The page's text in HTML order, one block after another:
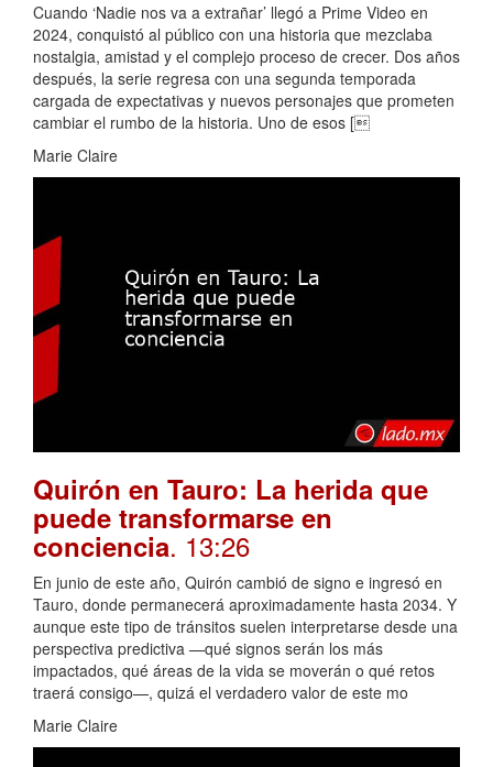
Cuando ‘Nadie nos va a extrañar’ llegó a Prime Video en
2024, conquistó al público con una historia que mezclaba
nostalgia, amistad y el complejo proceso de crecer. Dos años
después, la serie regresa con una segunda temporada
cargada de expectativas y nuevos personajes que prometen
cambiar el rumbo de la historia. Uno de esos [
Marie Claire
Quirón en Tauro: La herida que
puede transformarse en
conciencia. 13:26
En junio de este año, Quirón cambió de signo e ingresó en
Tauro, donde permanecerá aproximadamente hasta 2034. Y
aunque este tipo de tránsitos suelen interpretarse desde una
perspectiva predictiva —qué signos serán los más
impactados, qué áreas de la vida se moverán o qué retos
traerá consigo—, quizá el verdadero valor de este mo
Marie Claire